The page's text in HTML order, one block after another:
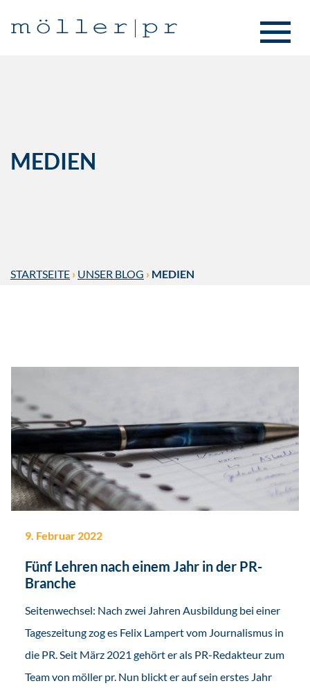
MEDIEN
STARTSEITE › UNSER BLOG › MEDIEN
9. Februar 2022
Fünf Lehren nach einem Jahr in der PR-
Branche
Seitenwechsel: Nach zwei Jahren Ausbildung bei einer
Tageszeitung zog es Felix Lampert vom Journalismus in
die PR. Seit März 2021 gehört er als PR-Redakteur zum
Team von möller pr. Nun blickt er auf sein erstes Jahr